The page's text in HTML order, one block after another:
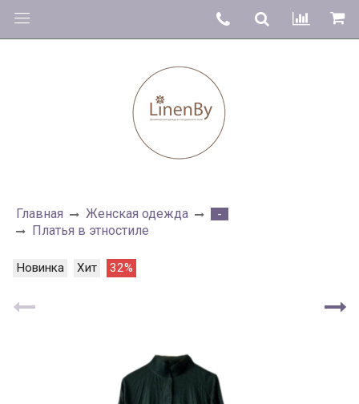
Главная Женская одежда
-
Платья в этностиле
Новинка Хит 32%